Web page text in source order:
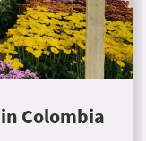
Colombia